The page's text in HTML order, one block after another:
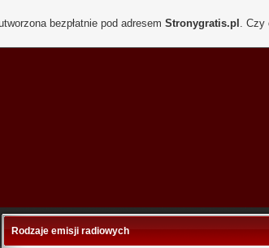
Rodzaje emisji radiowych
bezpłatnie pod adresem Stronygratis.pl . Czy